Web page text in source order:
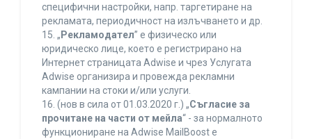
специфични настройки, напр. таргетиране на
рекламата, периодичност на излъчването и др.
15. „ Рекламодател” е физическо или
юридическо лице, което е регистрирано на
Интернет страницата Adwise и чрез Услугата
Adwise организира и провежда рекламни
кампании на стоки и/или услуги.
16. (нов в сила от 01.03.2020 г.) „Съгласие за
прочитане на части от мейла“ - за нормалното
функциониране на Adwise MailBoost е